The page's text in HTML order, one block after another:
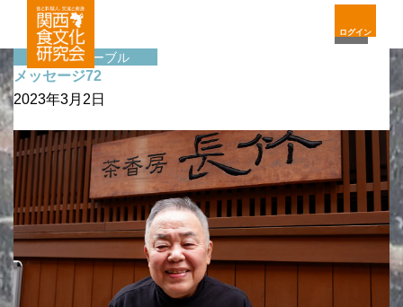
ログイン
サイドテーブル
メッセージ72
2023年3月2日